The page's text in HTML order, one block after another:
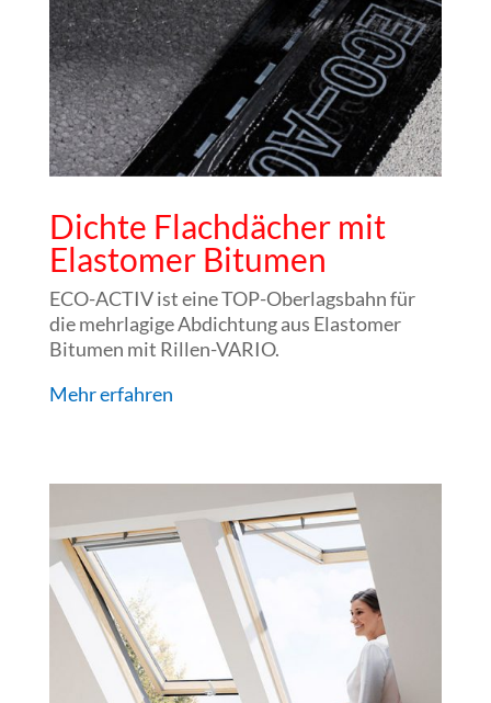
Dichte Flachdächer mit
Elastomer Bitumen
ECO-ACTIV ist eine TOP-Oberlagsbahn für
die mehrlagige Abdichtung aus Elastomer
Bitumen mit Rillen-VARIO.
Mehr erfahren